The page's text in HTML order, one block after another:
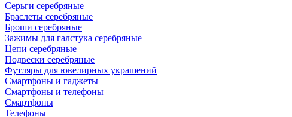
Серьги серебряные
Браслеты серебряные
Броши серебряные
Зажимы для галстука серебряные
Цепи серебряные
Подвески серебряные
Футляры для ювелирных украшений
Смартфоны и гаджеты
Смартфоны и телефоны
Смартфоны
Телефоны